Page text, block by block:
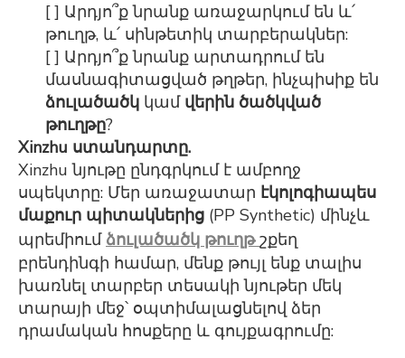
[ ] Արդյո՞ք նրանք առաջարկում են և՛
թուղթ, և՛ սինթետիկ տարբերակներ:
[ ] Արդյո՞ք նրանք արտադրում են
մասնագիտացված թղթեր, ինչպիսիք են
ձուլածածկ կամ վերին ծածկված
թուղթը?
Xinzhu ստանդարտը.
Xinzhu նյութը ընդգրկում է ամբողջ
սպեկտրը: Մեր առաջատար էկոլոգիապես
մաքուր պիտակներից (PP Synthetic) մինչև
պրեմիում ձուլածածկ թուղթշքեղ
բրենդինգի համար, մենք թույլ ենք տալիս
խառնել տարբեր տեսակի նյութեր մեկ
տարայի մեջ՝ օպտիմալացնելով ձեր
դրամական հոսքերը և գույքագրումը: